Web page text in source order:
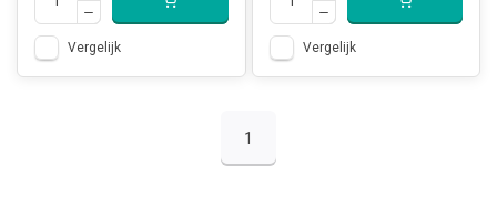
Vergelijk Vergelijk
1